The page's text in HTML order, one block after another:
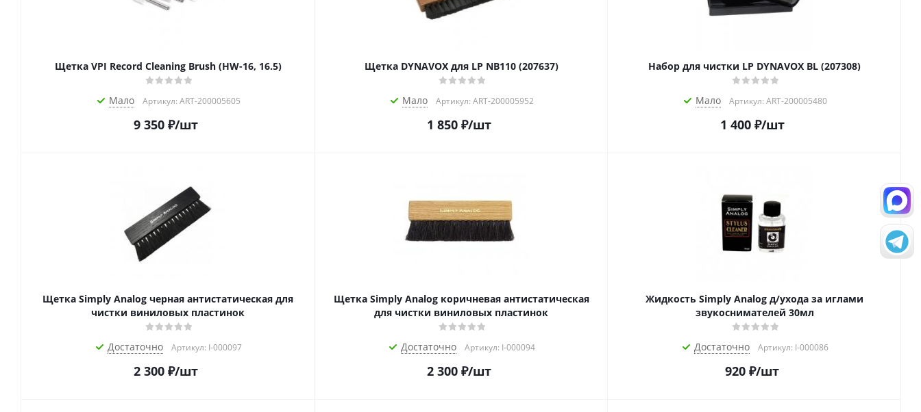
Щетка VPI Record Cleaning Brush (HW-16, 16.5)
Мало Артикул: ART-200005605
9 350₽/шт
Щетка DYNAVOX для LP NB110 (207637)
Мало Артикул: ART-200005952
1 850₽/шт
Набор для чистки LP DYNAVOX BL (207308)
Мало Артикул: ART-200005480
1 400₽/шт
Щетка Simply Analog черная антистатическая для
чистки виниловых пластинок
Достаточно Артикул: I-000097
2 300₽/шт
Щетка Simply Analog коричневая антистатическая
для чистки виниловых пластинок
Достаточно Артикул: I-000094
2 300₽/шт
Жидкость Simply Analog д/ухода за иглами
звукоснимателей 30мл
Достаточно Артикул: I-000086
920 ₽/шт